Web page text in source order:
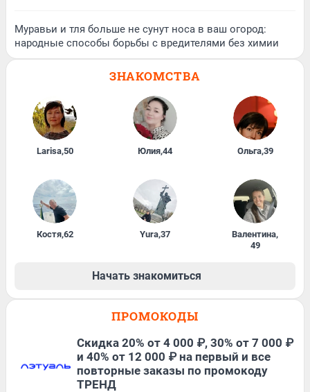
Муравьи и тля больше не сунут носа в ваш огород:
народные способы борьбы с вредителями без химии
ЗНАКОМСТВА
Larisa,50 Юлия,44 Ольга,39
Костя,62 Yura,37 Валентина,
49
Начать знакомиться
ПРОМОКОДЫ
Скидка 20% от 4 000 ₽, 30% от 7 000 ₽
и 40% от 12 000 ₽ на первый и все
повторные заказы по промокоду
ТРЕНД